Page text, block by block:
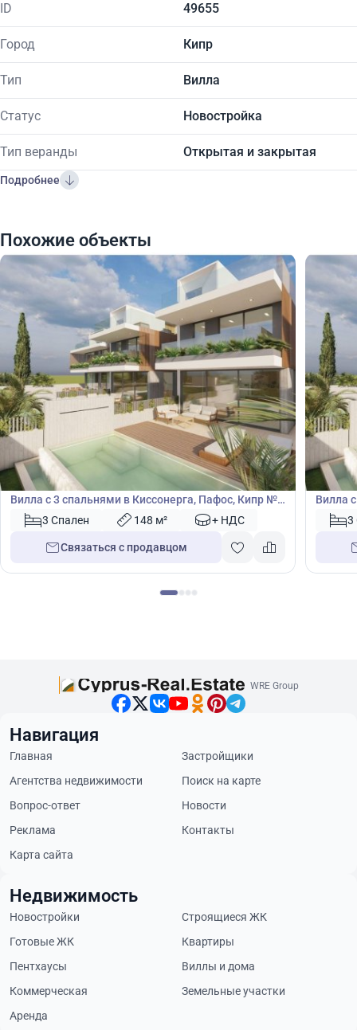
ID 49655
Город Кипр
Тип Вилла
Статус Новостройка
Тип веранды Открытая и закрытая
Подробнее
Похожие объекты
715 000
Вилла
Вилла с 3 спальнями в Киссонерга, Пафос, Кипр №
422923 Спален 148 м² + НДС
Связаться с продавцом
Вилла
Вилла
422913
WRE Group
Навигация
Главная
Застройщики
Агентства недвижимости
Поиск на карте
Вопрос-ответ
Новости
Реклама
Контакты
Карта сайта
Недвижимость
Новостройки
Строящиеся ЖК
Готовые ЖК
Квартиры
Пентхаусы
Виллы и дома
Коммерческая
Земельные участки
Аренда